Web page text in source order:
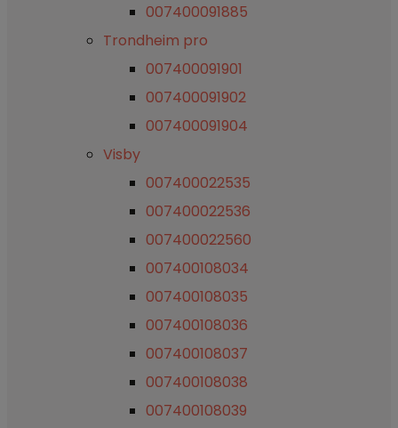
007400091885
Trondheim pro
007400091901
007400091902
007400091904
Visby
007400022535
007400022536
007400022560
007400108034
007400108035
007400108036
007400108037
007400108038
007400108039